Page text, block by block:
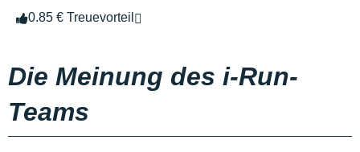
0.85 € Treuevorteil
Die Meinung des i-Run-
Teams